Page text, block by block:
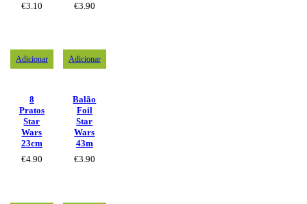
€3.10
€3.90
Adicionar
8
Pratos
Star
Wars
23cm
€4.90
Adicionar
Balão
Foil
Star
Wars
43m
€3.90